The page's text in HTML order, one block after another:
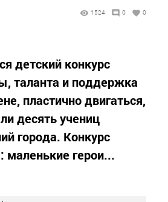
1524 0 0
детский конкурс
таланта и поддержка
пластично двигаться,
десять учениц
города. Конкурс
маленькие герои...